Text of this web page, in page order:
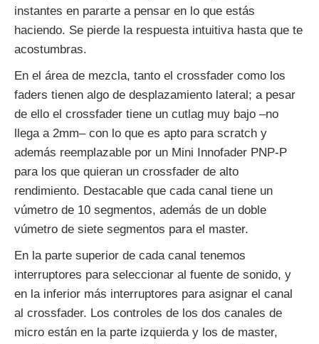
instantes en pararte a pensar en lo que estás
haciendo. Se pierde la respuesta intuitiva hasta que te
acostumbras.
En el área de mezcla, tanto el crossfader como los
faders tienen algo de desplazamiento lateral; a pesar
de ello el crossfader tiene un cutlag muy bajo –no
llega a 2mm– con lo que es apto para scratch y
además reemplazable por un Mini Innofader PNP-P
para los que quieran un crossfader de alto
rendimiento. Destacable que cada canal tiene un
vúmetro de 10 segmentos, además de un doble
vúmetro de siete segmentos para el master.
En la parte superior de cada canal tenemos
interruptores para seleccionar al fuente de sonido, y
en la inferior más interruptores para asignar el canal
al crossfader. Los controles de los dos canales de
micro están en la parte izquierda y los de master,